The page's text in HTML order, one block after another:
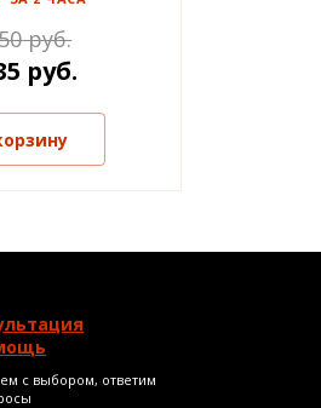
руб.
руб.
с выбором, ответим